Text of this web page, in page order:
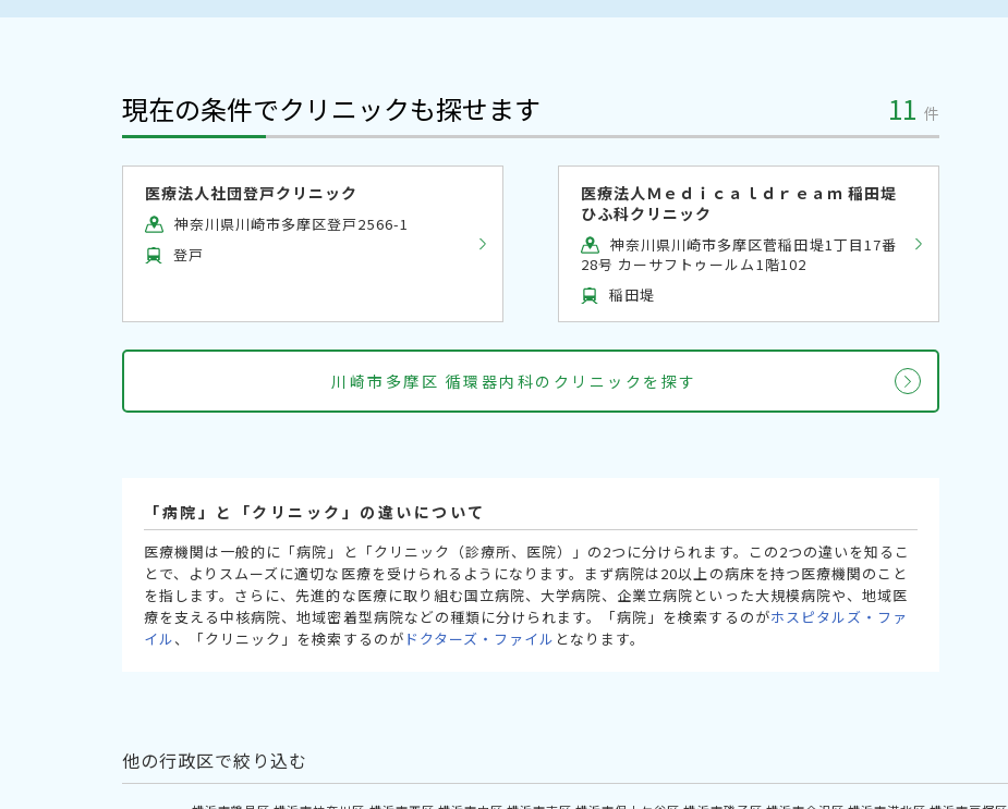
現在の条件でクリニックも探せます 11 件
医療法人社団登戸クリニック
神奈川県川崎市多摩区登戸2566-1
登戸
医療法人Ｍｅｄｉｃａｌｄｒｅａｍ 稲田堤
ひふ科クリニック
神奈川県川崎市多摩区菅稲田堤1丁目17番
28号 カーサフトゥールム1階102
稲田堤
川崎市多摩区 循環器内科のクリニックを探す
「病院」と「クリニック」の違いについて
医療機関は一般的に「病院」と「クリニック（診療所、医院）」の2つに分けられます。この2つの違いを知るこ
とで、よりスムーズに適切な医療を受けられるようになります。まず病院は20以上の病床を持つ医療機関のこと
を指します。さらに、先進的な医療に取り組む国立病院、大学病院、企業立病院といった大規模病院や、地域医
療を支える中核病院、地域密着型病院などの種類に分けられます。「病院」を検索するのがホスピタルズ・ファ
イル、「クリニック」を検索するのが ドクターズ・ファイル となります。
他の行政区で絞り込む